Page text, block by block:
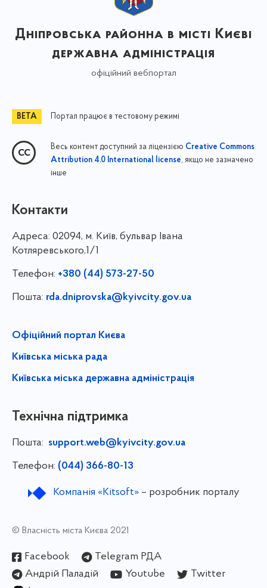
Дніпровська районна в місті Києві
державна адміністрація
офіційний вебпортал
Портал працює в тестовому режимі
Весь контент доступний за ліцензією Creative Commons
Attribution 4.0 International license, якщо не зазначено
інше
Контакти
Адреса: 02094, м. Київ, бульвар Івана
Котляревського,1/1
Телефон: +380 (44) 573-27-50
Пошта: rda.dniprovska@kyivcity.gov.ua
Офіційний портал Києва
Київська міська рада
Київська міська державна адміністрація
Технічна підтримка
Пошта: support.web@kyivcity.gov.ua
Телефон: (044) 366-80-13
Компанія «Kitsoft»– розробник порталу
© Власність міста Києва 2021
Facebook
Telegram РДА
Андрій Паладій
Youtube
Twitter